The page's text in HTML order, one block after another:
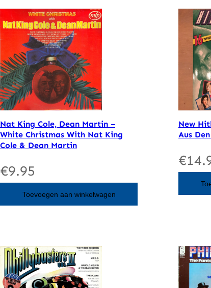
o
e
e
n
Nat King Cole, Dean Martin –
White Christmas With Nat King
Cole & Dean Martin
€9.95
Toevoegen aan winkelwagen
New
Aus
€